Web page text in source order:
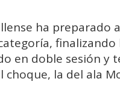
ha
en doble sesión y
choque, la del ala